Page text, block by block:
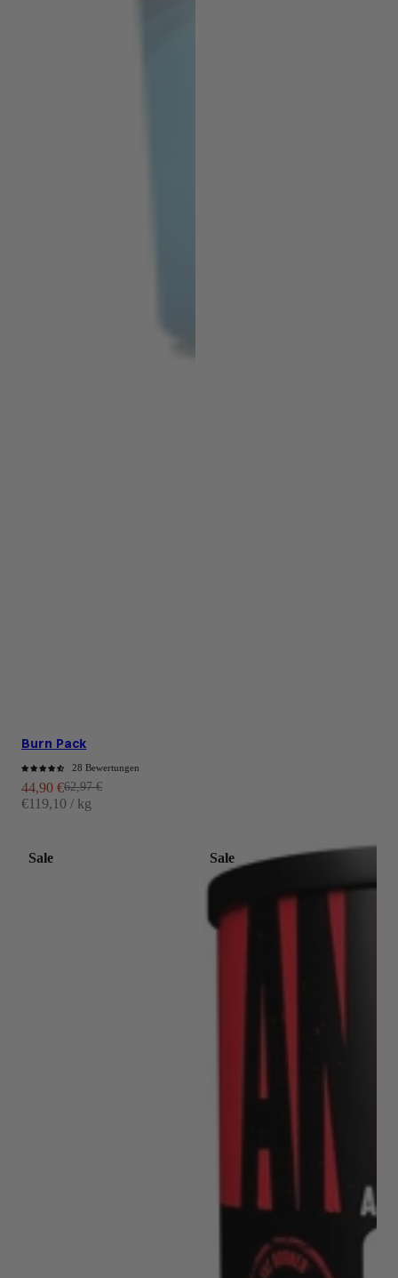
Burn Pack
28 Bewertungen
Angebot
44,90 €Regulärer Preis
62,97 €
€119,10 / kg
Sale Sale